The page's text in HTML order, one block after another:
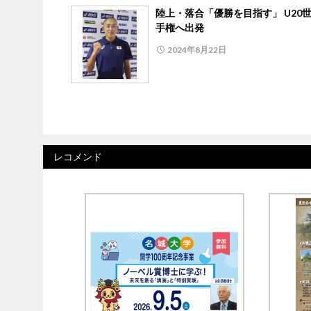
陸上・落合「優勝を目指す」 U20
手権へ出発
2024年8月22日
レコメンド